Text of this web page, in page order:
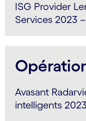
ISG Provider
Services 2023
Avasant
intelligents